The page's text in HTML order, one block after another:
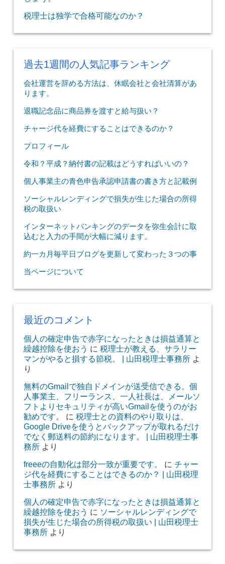
税理士は独学で合格可能なのか？
過去1週間の人気記事ランキング
会社運営を辞める方法は、休眠会社と会社清算があ
ります。
退職記念品に商品券を渡すと給与扱い？
チャージ代を経費にすることはできるのか？
プロフィール
令和？平成？納付書の記載はどうすればいいの？
個人事業主の青色申告承認申請書の書き方と記載例
ソーシャルレンディングで損失が生じた場合の所得
税の取扱い
インターネットバンキングのデータを弥生会計に取
込むと入力の手間が大幅に減ります。
約一カ月毎平日ブログを更新して変わった３つの事
当ページについて
最近のコメント
個人の確定申告で赤字になったときは損益通算と
繰越控除を使おう に 税理士が教える、サラリー
マンがやると損する節税。 | 山田税理士事務所よ
り
無料のGmailで独自ドメインが送受信できる。個
人事業主、フリーランス、一人社長は、メールソ
フトよりセキュリティが高いGmailを使うのがお
勧めです。
に 税理士との資料のやり取りは、
Google Driveを使うとバックアップが取れるだけ
でなく郵送料の節約になります。 | 山田税理士事
務所より
freeeの自動化は部分一致が重要です。
に チャー
ジ代を経費にすることはできるのか？ | 山田税理
士事務所より
個人の確定申告で赤字になったときは損益通算と
繰越控除を使おう に ソーシャルレンディングで
損失が生じた場合の所得税の取扱い | 山田税理士
事務所より